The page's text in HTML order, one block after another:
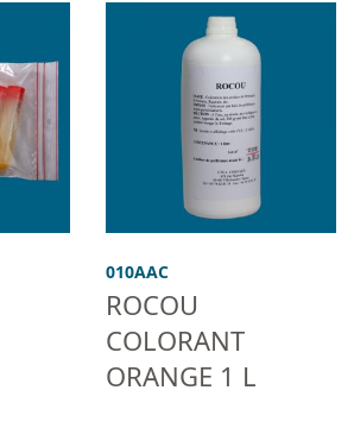
010AAC
ROCOU
COLORANT
ORANGE 1 L